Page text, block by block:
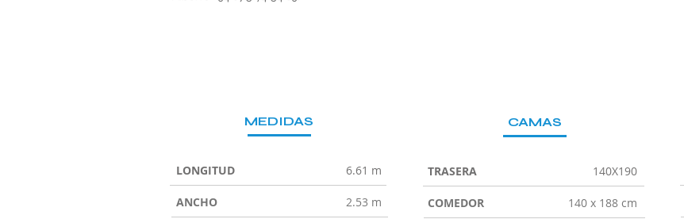
MEDIDAS
LONGITUD 6.61 m
ANCHO 2.53 m
CAMAS
TRASERA 140X190
COMEDOR 140 x 188 cm